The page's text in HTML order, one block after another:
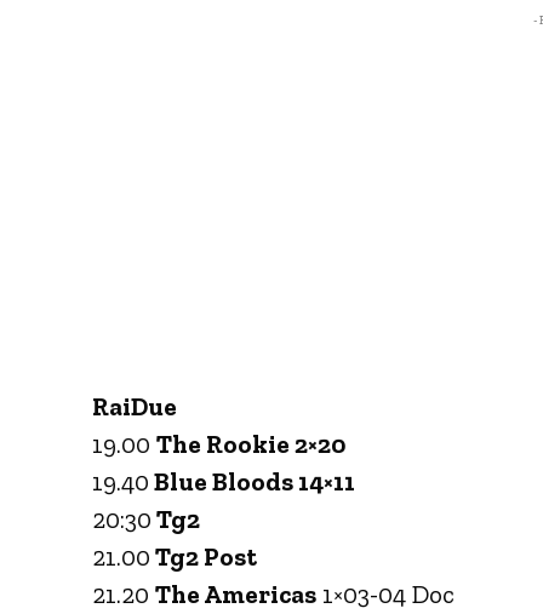
-
RaiDue
19.00 The Rookie 2×20
19.40 Blue Bloods 14×11
20:30 Tg2
21.00 Tg2 Post
21.20 The Americas 1×03-04 Doc